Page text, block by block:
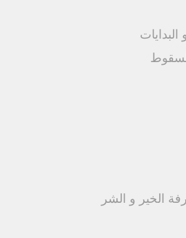
البدايات
الخير و الشر